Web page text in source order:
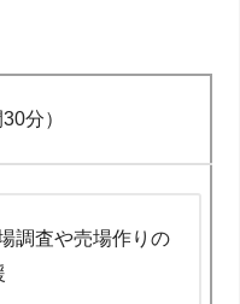
分）
調査や売場作りの